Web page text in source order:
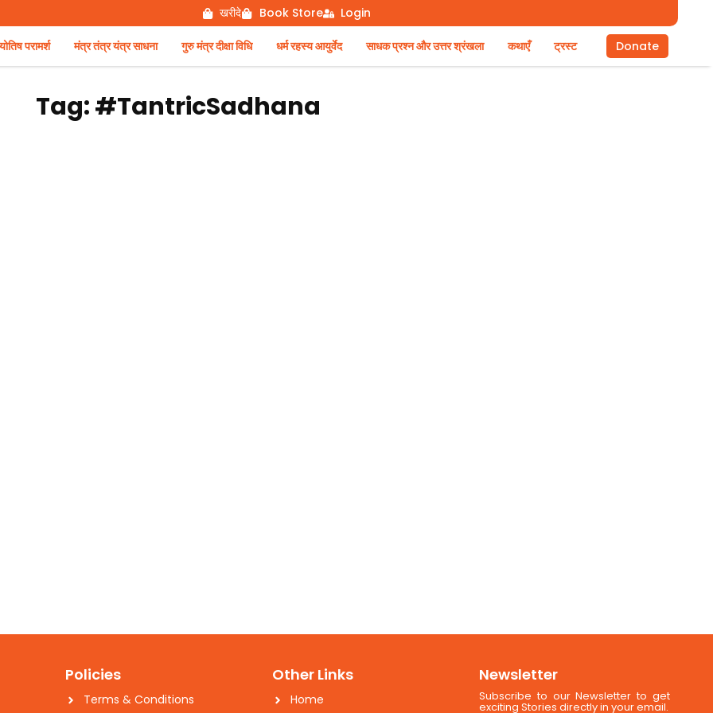
खरीदे Book Store Login
परामर्श मंत्र तंत्र यंत्र साधना गुरु मंत्र दीक्षा विधि धर्म रहस्य आयुर्वेद साधक प्रश्न और उत्तर श्रंखला कथाएँ ट्रस्ट Donate
Tag: #TantricSadhana
Policies
Terms & Conditions
Other Links
Home
Newsletter
Subscribe to our Newsletter to get
exciting Stories directly in your email.